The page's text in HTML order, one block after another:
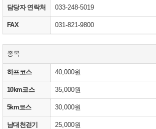
담당자 연락처 033-248-5019
FAX 031-821-9800
종목
하프코스 40,000원
10km코스 35,000원
5km코스 30,000원
남대천걷기 25,000원